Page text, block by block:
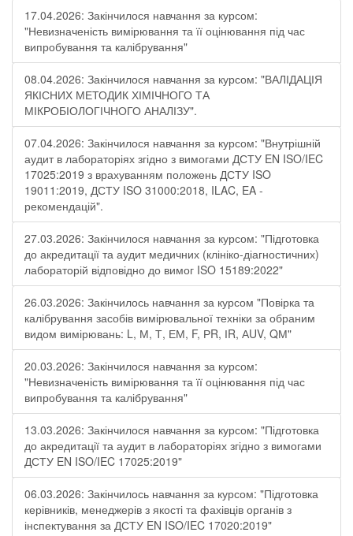
17.04.2026: Закінчилося навчання за курсом:
"Невизначеність вимірювання та її оцінювання під час
випробування та калібрування"
08.04.2026: Закінчилося навчання за курсом: "ВАЛІДАЦІЯ
ЯКІСНИХ МЕТОДИК ХІМІЧНОГО ТА
МІКРОБІОЛОГІЧНОГО АНАЛІЗУ".
07.04.2026: Закінчилося навчання за курсом: "Внутрішній
аудит в лабораторіях згідно з вимогами ДСТУ EN ISO/IEC
17025:2019 з врахуванням положень ДСТУ ISO
19011:2019, ДСТУ ISO 31000:2018, ILAC, EA -
рекомендацій".
27.03.2026: Закінчилося навчання за курсом: "Підготовка
до акредитації та аудит медичних (клініко-діагностичних)
лабораторій відповідно до вимог ISO 15189:2022"
26.03.2026: Закінчилось навчання за курсом "Повірка та
калібрування засобів вимірювальної техніки за обраним
видом вимірювань: L, М, Т, ЕМ, F, РR, ІR, АUV, QМ"
20.03.2026: Закінчилося навчання за курсом:
"Невизначеність вимірювання та її оцінювання під час
випробування та калібрування"
13.03.2026: Закінчилося навчання за курсом: "Підготовка
до акредитації та аудит в лабораторіях згідно з вимогами
ДСТУ EN ISO/IEC 17025:2019"
06.03.2026: Закінчилось навчання за курсом: "Підготовка
керівників, менеджерів з якості та фахівців органів з
інспектування за ДСТУ EN ISO/IEC 17020:2019"